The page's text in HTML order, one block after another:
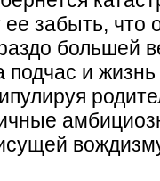
ее забыть,
большей
подчас и